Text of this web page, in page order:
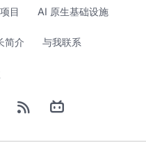
目 AI 原生基础设施
简介 与我联系